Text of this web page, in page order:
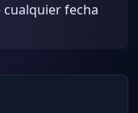
cualquier fecha